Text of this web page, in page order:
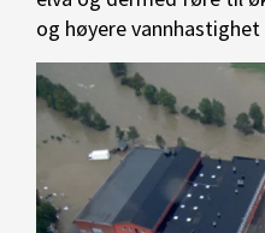
og høyere